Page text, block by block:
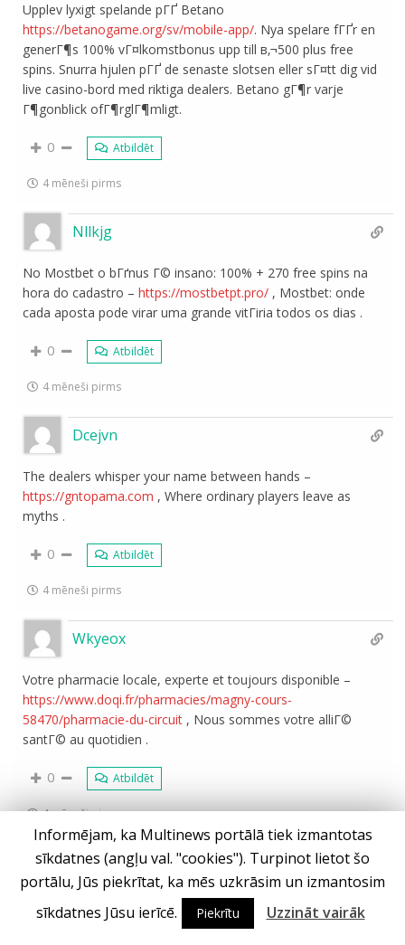
Upplev lyxigt spelande pГҐ Betano
https://betanogame.org/sv/mobile-app/. Nya spelare fГҐr en
generГ¶s 100% vГ¤lkomstbonus upp till в‚¬500 plus free
spins. Snurra hjulen pГҐ de senaste slotsen eller sГ¤tt dig vid
live casino-bord med riktiga dealers. Betano gГ¶r varje
Г¶gonblick ofГ¶rglГ¶mligt.
0 Atbildēt
4 mēneši pirms
Nllkjg
No Mostbet o bГґnus Г© insano: 100% + 270 free spins na
hora do cadastro –https://mostbetpt.pro/ , Mostbet: onde
cada aposta pode virar uma grande vitГіria todos os dias .
0 Atbildēt
4 mēneši pirms
Dcejvn
The dealers whisper your name between hands –
https://gntopama.com , Where ordinary players leave as
myths .
0 Atbildēt
4 mēneši pirms
Wkyeox
Votre pharmacie locale, experte et toujours disponible –
https://www.doqi.fr/pharmacies/magny-cours-
58470/pharmacie-du-circuit , Nous sommes votre alliГ©
santГ© au quotidien .
0 Atbildēt
4 mēneši pirms
Informējam, ka Multinews portālā tiek izmantotas
sīkdatnes (angļu val. "cookies"). Turpinot lietot šo
portālu, Jūs piekrītat, ka mēs uzkrāsim un izmantosim
sīkdatnes Jūsu ierīcē.
Piekrītu Uzzināt vairāk